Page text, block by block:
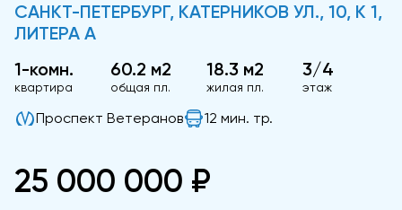
САНКТ-ПЕТЕРБУРГ, КАТЕРНИКОВ УЛ., 10, К 1,
ЛИТЕРА А
1-комн.
квартира
60.2 м2
общая пл.
18.3 м2
жилая пл.
3/4
этаж
Проспект Ветеранов 12 мин. тр.
25 000 000 ₽